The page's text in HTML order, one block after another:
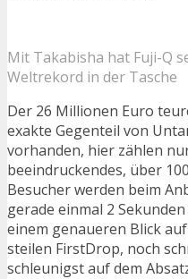
Mit Takabisha hat Fuji-Q
Weltrekord in der Tasche
Der 26 Millionen Euro
exakte Gegenteil von
vorhanden, hier zählen
beeindruckendes, über
Besucher werden beim
gerade einmal 2
einem genaueren Blick
steilen FirstDrop, noch
schleunigst auf dem